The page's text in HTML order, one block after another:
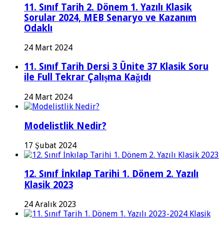
11. Sınıf Tarih 2. Dönem 1. Yazılı Klasik
Sorular 2024, MEB Senaryo ve Kazanım
Odaklı
24 Mart 2024
11. Sınıf Tarih Dersi 3 Ünite 37 Klasik Soru
ile Full Tekrar Çalışma Kağıdı
24 Mart 2024
Modelistlik Nedir?
17 Şubat 2024
12. Sınıf İnkılap Tarihi 1. Dönem 2. Yazılı
Klasik 2023
24 Aralık 2023